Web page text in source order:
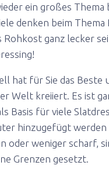
ein großes Thema
denken beim
ganz lecker
hat für Sie das
Welt kreiiert. Es ist
Basis für viele
hinzugefügt werden
oder weniger scharf,
Grenzen gesetzt.